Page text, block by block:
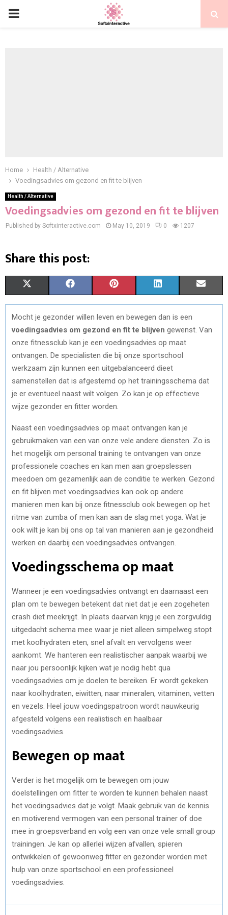
PRIMARY
Home
Health / Alternative
Voedingsadvies om gezond en fit te blijven
Health / Alternative
Voedingsadvies om gezond en fit te blijven
Published by Softxinteractive.com May 10, 2019 0 1207
Share this post:
H
A
R
E
O
N
(
T
W
I
T
T
R
)
H
A
R
E
N
A
C
E
B
O
O
H
A
R
E
N
I
N
T
E
E
T
H
A
R
E
N
I
N
K
E
I
H
M
Mocht je gezonder willen leven en bewegen dan is een
voedingsadvies om gezond en fit te blijven gewenst. Van
onze fitnessclub kan je een voedingsadvies op maat
ontvangen. De specialisten die bij onze sportschool
werkzaam zijn kunnen een uitgebalanceerd dieet
samenstellen dat is afgestemd op het trainingsschema dat
je er eventueel naast wilt volgen. Zo kan je op effectieve
wijze gezonder en fitter worden.
Naast een voedingsadvies op maat ontvangen kan je
gebruikmaken van een van onze vele andere diensten. Zo is
het mogelijk om personal training te ontvangen van onze
professionele coaches en kan men aan groepslessen
meedoen om gezamenlijk aan de conditie te werken. Gezond
en fit blijven met voedingsadvies kan ook op andere
manieren men kan bij onze fitnessclub ook bewegen op het
ritme van zumba of men kan aan de slag met yoga. Wat je
ook wilt je kan bij ons op tal van manieren aan je gezondheid
werken en daarbij een voedingsadvies ontvangen.
Voedingsschema op maat
Wanneer je een voedingsadvies ontvangt en daarnaast een
plan om te bewegen betekent dat niet dat je een zogeheten
crash diet meekrijgt. In plaats daarvan krijg je een zorgvuldig
uitgedacht schema mee waar je niet alleen simpelweg stopt
met koolhydraten eten, snel afvalt en vervolgens weer
aankomt. We hanteren een realistischer aanpak waarbij we
naar jou persoonlijk kijken wat je nodig hebt qua
voedingsadvies om je doelen te bereiken. Er wordt gekeken
naar koolhydraten, eiwitten, naar mineralen, vitaminen, vetten
en vezels. Heel jouw voedingspatroon wordt nauwkeurig
afgesteld volgens een realistisch en haalbaar
voedingsadvies.
Bewegen op maat
Verder is het mogelijk om te bewegen om jouw
doelstellingen om fitter te worden te kunnen behalen naast
het voedingsadvies dat je volgt. Maak gebruik van de kennis
en motiverend vermogen van een personal trainer of doe
mee in groepsverband en volg een van onze vele small group
trainingen. Je kan op allerlei wijzen afvallen, spieren
ontwikkelen of gewoonweg fitter en gezonder worden met
hulp van onze sportschool en een professioneel
voedingsadvies.